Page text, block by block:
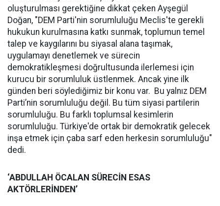
oluşturulması gerektiğine dikkat çeken Ayşegül
Doğan, "DEM Parti'nin sorumluluğu Meclis'te gerekli
hukukun kurulmasına katkı sunmak, toplumun temel
talep ve kaygılarını bu siyasal alana taşımak,
uygulamayı denetlemek ve sürecin
demokratikleşmesi doğrultusunda ilerlemesi için
kurucu bir sorumluluk üstlenmek. Ancak yine ilk
günden beri söylediğimiz bir konu var. Bu yalnız DEM
Parti’nin sorumluluğu değil. Bu tüm siyasi partilerin
sorumluluğu. Bu farklı toplumsal kesimlerin
sorumluluğu. Türkiye'de ortak bir demokratik gelecek
inşa etmek için çaba sarf eden herkesin sorumluluğu"
dedi.
‘ABDULLAH ÖCALAN SÜRECİN ESAS
AKTÖRLERİNDEN’